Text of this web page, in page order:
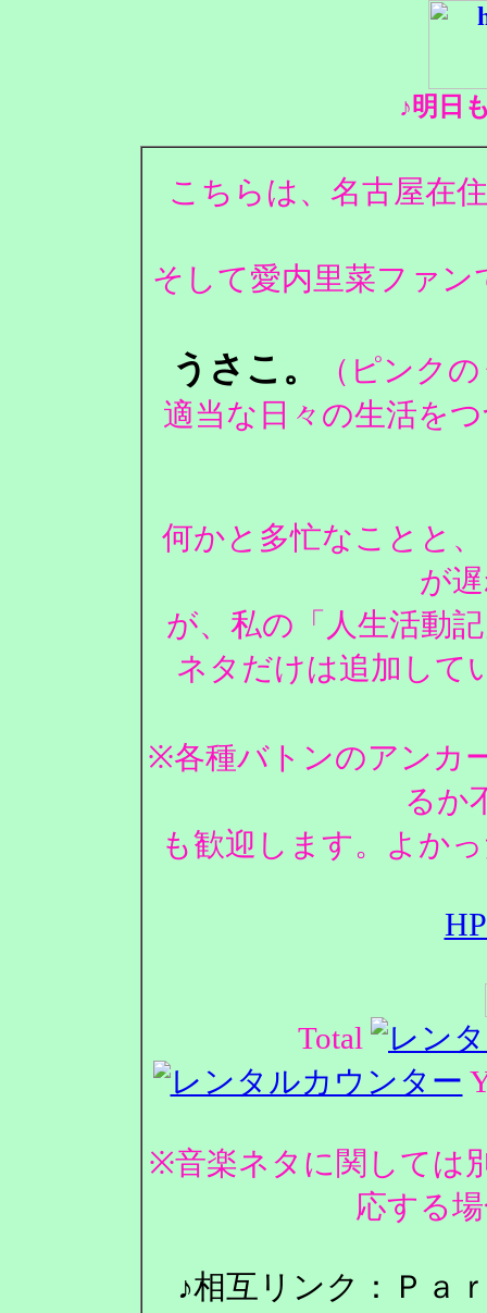
♪明日
こちらは、名古屋在
そして愛内里菜ファン
うさこ。
（ピンク
適当な日々の生活を
何かと多忙なことと
が
が、私の「人生活動
ネタだけは追加して
※各種バトンのアンカ
るか
も歓迎します。よか
Total
※音楽ネタに関しては
応する
♪相互リンク：Ｐａ